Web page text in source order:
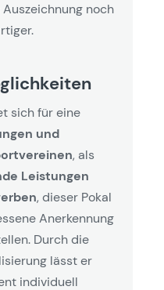
noch
sich für eine
und
, als
Leistungen
, dieser Pokal
Anerkennung
Durch die
lässt er
individuell